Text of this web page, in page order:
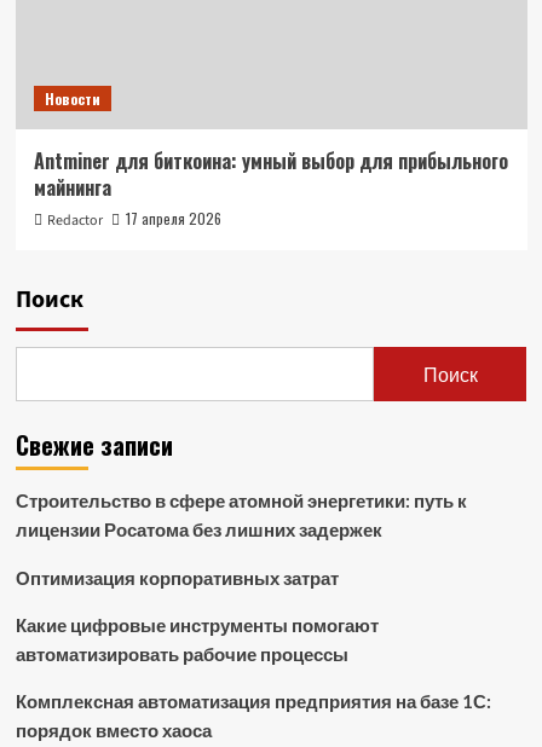
Новости
Antminer для биткоина: умный выбор для прибыльного
майнинга
Redactor 17 апреля 2026
Поиск
Поиск
Свежие записи
Строительство в сфере атомной энергетики: путь к
лицензии Росатома без лишних задержек
Оптимизация корпоративных затрат
Какие цифровые инструменты помогают
автоматизировать рабочие процессы
Комплексная автоматизация предприятия на базе 1С:
порядок вместо хаоса